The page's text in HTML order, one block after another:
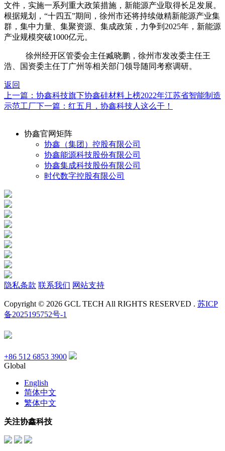
文件，实施一系列重大政策措施，新能源产业取得长足发展。
根据规划，“十四五”期间，徐州市还将持续做精新能源产业集
群，集中力量、集聚资源、集成政策，力争到 2025年，新能源
产业规模突破1000亿元。
徐州经开区管委会主任臧晓鹏，徐州市发改委主任王
浩、国资委主任丁广州等相关部门领导随同考察调研。
返回
上一篇：协鑫科技旗下协鑫硅材料上榜2022年江苏省智能制造
示范工厂下一篇：红五月，协鑫科技人这么干！
协鑫官网矩阵
协鑫（集团）控股有限公司
协鑫能源科技股份有限公司
协鑫集成科技股份有限公司
时代数字控股有限公司
隐私条款 联系我们 网站支持
Copyright © 2026 GCL TECH All RIGHTS RESERVED . 苏ICP
备2025195752号-1
+86 512 6853 3900
Global
English
简体中文
繁体中文
关注协鑫科技